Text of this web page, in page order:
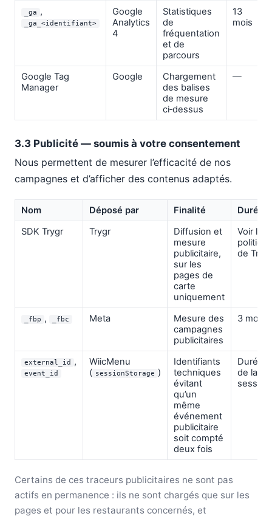
_ga ,
_ga_<identifiant>
Google
Analytics
4
Statistiques
de
fréquentation
et de
parcours
13
mois
Google Tag
Manager
Google
Chargement
des balises
de mesure
ci‑dessus
—
3.3 Publicité — soumis à votre consentement
Nous permettent de mesurer l’efficacité de nos
campagnes et d’afficher des contenus adaptés.
Nom Déposé par Finalité
Durée
SDK Trygr
Trygr
Diffusion et
mesure
publicitaire,
sur les
pages de
carte
uniquement
Voir la
de Trygr
_fbp , _fbc Meta
Mesure des
campagnes
publicitaires
3 mois
external_id ,
event_id
WiicMenu
( sessionStorage )
Identifiants
techniques
évitant
qu’un
même
événement
publicitaire
soit compté
deux fois
Durée
de la
session
Certains de ces traceurs publicitaires ne sont pas
actifs en permanence : ils ne sont chargés que sur les
pages et pour les restaurants concernés, et